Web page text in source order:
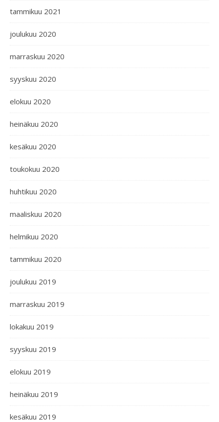
tammikuu 2021
joulukuu 2020
marraskuu 2020
syyskuu 2020
elokuu 2020
heinäkuu 2020
kesäkuu 2020
toukokuu 2020
huhtikuu 2020
maaliskuu 2020
helmikuu 2020
tammikuu 2020
joulukuu 2019
marraskuu 2019
lokakuu 2019
syyskuu 2019
elokuu 2019
heinäkuu 2019
kesäkuu 2019